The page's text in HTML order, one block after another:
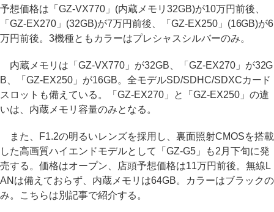
予想価格は「GZ-VX770」(内蔵メモリ32GB)が10万円前後、
「GZ-EX270」(32GB)が7万円前後、「GZ-EX250」(16GB)が6
万円前後。3機種ともカラーはプレシャスシルバーのみ。
内蔵メモリは「GZ-VX770」が32GB、「GZ-EX270」が32G
B、「GZ-EX250」が16GB。全モデルSD/SDHC/SDXCカード
スロットも備えている。「GZ-EX270」と「GZ-EX250」の違
いは、内蔵メモリ容量のみとなる。
また、F1.2の明るいレンズを採用し、裏面照射CMOSを搭載
した高画質ハイエンドモデルとして「GZ-G5」も2月下旬に発
売する。価格はオープン、店頭予想価格は11万円前後。無線L
ANは備えておらず、内蔵メモリは64GB。カラーはブラックの
み。こちらは別記事で紹介する。